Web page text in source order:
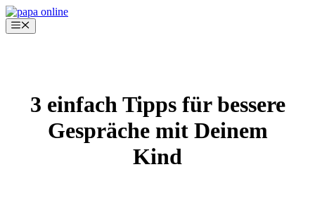
Zum
Inhalt
springen
Menü
3 einfach Tipps für bessere
Gespräche mit Deinem
Kind